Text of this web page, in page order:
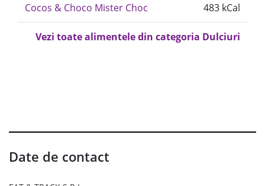
Cocos & Choco Mister Choc 483 kCal
Vezi toate alimentele din categoria Dulciuri
Date de contact